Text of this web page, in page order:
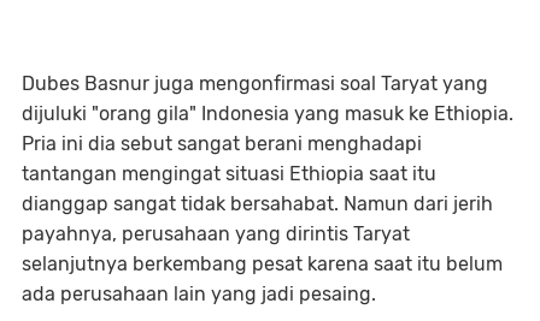
Dubes Basnur juga mengonfirmasi soal Taryat yang
dijuluki "orang gila" Indonesia yang masuk ke Ethiopia.
Pria ini dia sebut sangat berani menghadapi
tantangan mengingat situasi Ethiopia saat itu
dianggap sangat tidak bersahabat. Namun dari jerih
payahnya, perusahaan yang dirintis Taryat
selanjutnya berkembang pesat karena saat itu belum
ada perusahaan lain yang jadi pesaing.